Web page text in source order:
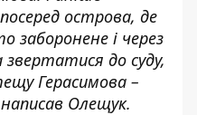
острова, де
заборонене і через
до суду,
Герасимова –
Олещук.